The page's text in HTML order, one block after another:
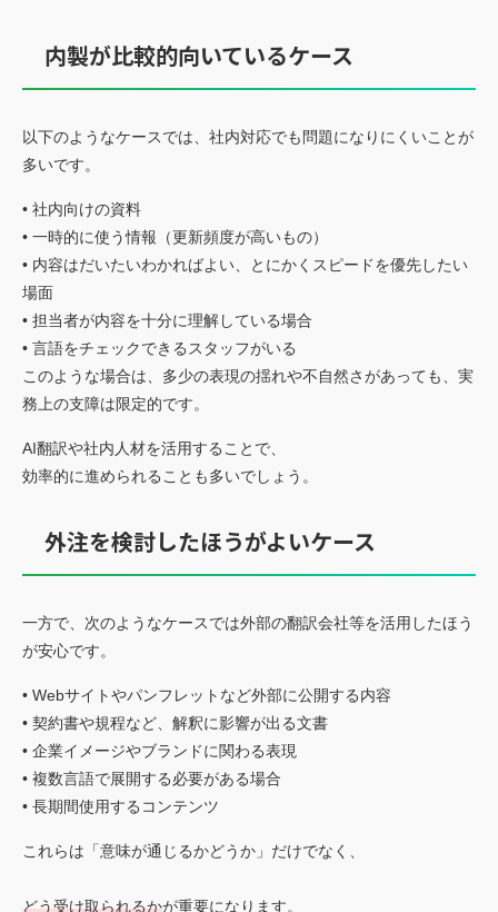
内製が比較的向いているケース
以下のようなケースでは、社内対応でも問題になりにくいことが
多いです。
• 社内向けの資料
• 一時的に使う情報（更新頻度が高いもの）
• 内容はだいたいわかればよい、とにかくスピードを優先したい
場面
• 担当者が内容を十分に理解している場合
• 言語をチェックできるスタッフがいる
このような場合は、多少の表現の揺れや不自然さがあっても、実
務上の支障は限定的です。
AI翻訳や社内人材を活用することで、
効率的に進められることも多いでしょう。
外注を検討したほうがよいケース
一方で、次のようなケースでは外部の翻訳会社等を活用したほう
が安心です。
• Webサイトやパンフレットなど外部に公開する内容
• 契約書や規程など、解釈に影響が出る文書
• 企業イメージやブランドに関わる表現
• 複数言語で展開する必要がある場合
• 長期間使用するコンテンツ
これらは「意味が通じるかどうか」だけでなく、
どう受け取られるかが重要になります。